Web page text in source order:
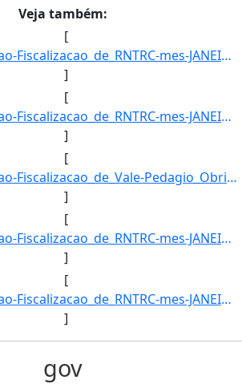
Veja também:
[
3: escopo_autuacao-Fiscalizacao_de_RNTRC-mes-JANEIRO-uf-PR-amparo_legal-ARTIGO_11-_INCISO_II_DA_RESOLUC]
]
[
4: escopo_autuacao-Fiscalizacao_de_RNTRC-mes-JANEIRO-uf-PR-amparo_legal-ARTIGO_11-_INCISO_V_DA_RESOLUCA]
]
[
5: escopo_autuacao-Fiscalizacao_de_Vale-Pedagio_Obrigatorio-mes-JANEIRO-uf-PR-amparo_legal-ARTIGO_6º-_I]
]
[
6: escopo_autuacao-Fiscalizacao_de_RNTRC-mes-JANEIRO-uf-RJ-amparo_legal-ARTIGO_11-_INCISO_II_DA_RESOLUC]
]
[
7: escopo_autuacao-Fiscalizacao_de_RNTRC-mes-JANEIRO-uf-RJ-amparo_legal-ARTIGO_11-_INCISO_V_DA_RESOLUCA]
]
gov